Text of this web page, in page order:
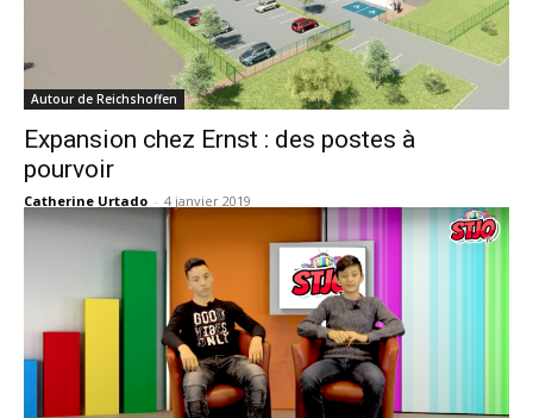
Autour de Reichshoffen
Expansion chez Ernst : des postes à
pourvoir
Catherine Urtado - 4 janvier 2019